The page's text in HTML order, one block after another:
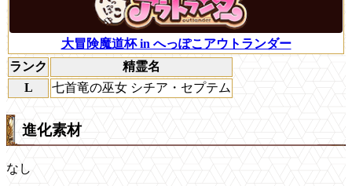
大冒険魔道杯 in へっぽこアウトランダー
ランク
精霊名
L
七首竜の巫女 シチア・セプテム
進化素材
なし